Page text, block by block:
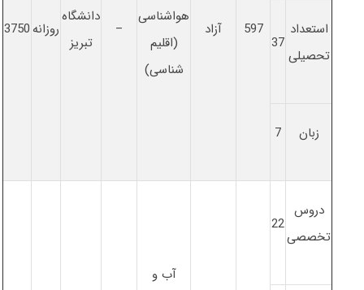
597 آزاد
هواشناسی
(اقلیم
شناسی)
–
دانشگاه
تبریز
روزانه 3750
استعداد
تحصیلی
37
زبان 7
دروس
تخصصی
22
آب و